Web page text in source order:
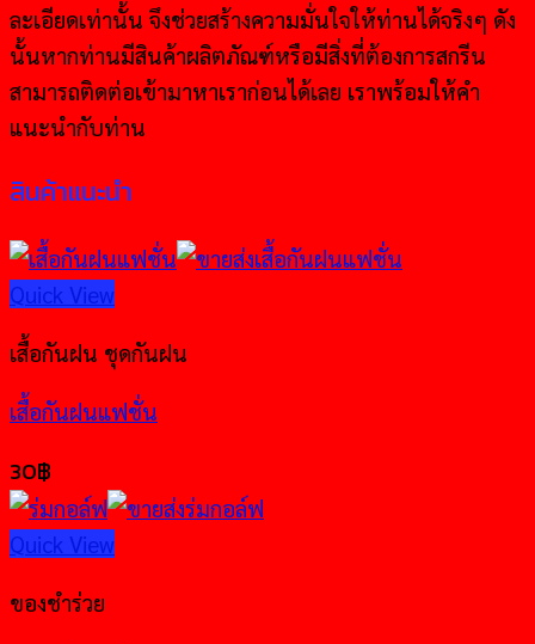
ละเอียดเท่านั้น จึงช่วยสร้างความมั่นใจให้ท่านได้จริงๆ ดัง
นั้นหากท่านมีสินค้าผลิตภัณฑ์หรือมีสิ่งที่ต้องการสกรีน
สามารถติดต่อเข้ามาหาเราก่อนได้เลย เราพร้อมให้คำ
แนะนำกับท่าน
สินค้าแนะนำ
Quick View
เสื้อกันฝน ชุดกันฝน
เสื้อกันฝนแฟชั่น
30฿
Quick View
ของชำร่วย